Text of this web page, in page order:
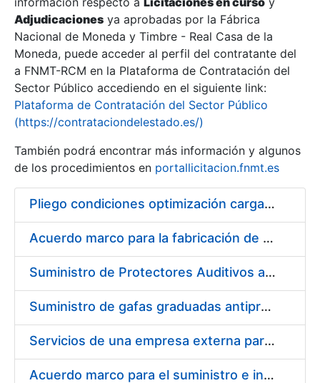
Erakutsi/Ezkutatu
Erakutsi/Ezkutatu
Erakutsi/Ezkutatu
Adjudicaciones ya aprobadas por la Fábrica
Nacional de Moneda y Timbre - Real Casa de la
Moneda, puede acceder al perfil del contratante del
a FNMT-RCM en la Plataforma de Contratación del
Sector Público accediendo en el siguiente link:
Plataforma de Contratación del Sector Público
(https://contrataciondelestado.es/)
También podrá encontrar más información y algunos
de los procedimientos en portallicitacion.fnmt.es
Pliego condiciones optimización cargas compras firmado
Acuerdo marco para la fabricación de piezas
Suministro de Protectores Auditivos a medida para las personas trabajadoras de los Centros de Trabajo de Madrid y Burgos
Suministro de gafas graduadas antiproyecciones para los trabajadores de la FNMT-RCM en los centros de trabajo de Madrid y Burgos
Servicios de una empresa externa para el asesoramiento y resolución de los recursos de alzada que se presentan relacionados con procesos de selección para la FNMT-RCM
Acuerdo marco para el suministro e instalación de persianas, estores y otros complementos